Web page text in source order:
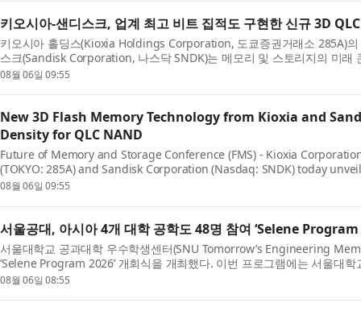
키오시아-샌디스크, 업계 최고 비트 집적도 구현한 신규 3D
키오시아 홀딩스(Kioxia Holdings Corporation, 도쿄증권거래소 285A)
스크(Sandisk Corporation, 나스닥 SNDK)는 메모리 및 스토리지의 미
08월 06일 09:55
New 3D Flash Memory Technology from Kioxia and
Density for QLC NAND
Future of Memory and Storage Conference (FMS) - Kioxia
(TOKYO: 285A) and Sandisk Corporation (Nasdaq: SNDK) today
08월 06일 09:55
서울공대, 아시아 4개 대학 공학도 48명 참여 ‘Selene Program
서울대학교 공과대학 우수학생센터(SNU Tomorrow’s Engineering
‘Selene Program 2026’ 개회식을 개최했다. 이번 프로그램에는 서울대
08월 06일 08:55